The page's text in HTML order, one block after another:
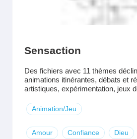
Sensaction
Des fichiers avec 11 thèmes
animations itinérantes, débats et
artistiques, expérimentation, jeux
Animation/Jeu
Amour Confiance Dieu